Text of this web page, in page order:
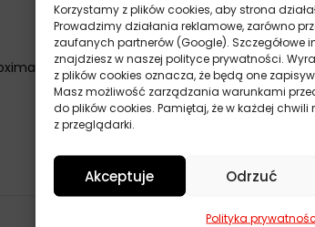
Korzystamy z plików cookies, aby strona
Prowadzimy działania reklamowe, zarówno
zaufanych partnerów (Google). Szczegółowe
znajdziesz w naszej polityce prywatności.
z plików cookies oznacza, że będą one
Masz możliwość zarządzania warunkami
do plików cookies. Pamiętaj, że w każdej
z przeglądarki.
Akceptuje Odrzuć
Polityka
Power, Forterra),